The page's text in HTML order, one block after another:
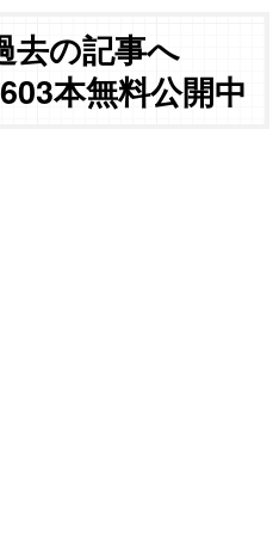
去の記事へ
本無料公開中